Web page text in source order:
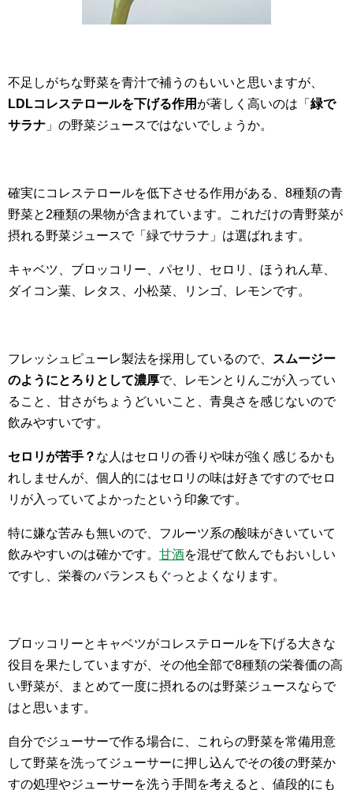
不足しがちな野菜を青汁で補うのもいいと思いますが、
LDLコレステロールを下げる作用 が著しく高いのは「 緑で
サラナ 」の野菜ジュースではないでしょうか。
確実にコレステロールを低下させる作用がある、8種類の青
野菜と2種類の果物が含まれています。これだけの青野菜が
摂れる野菜ジュースで「緑でサラナ」は選ばれます。
キャベツ、ブロッコリー、パセリ、セロリ、ほうれん草、
ダイコン葉、レタス、小松菜、リンゴ、レモンです。
フレッシュピューレ製法を採用しているので、
スムージー
のようにとろりとして濃厚で、レモンとりんごが入ってい
ること、甘さがちょうどいいこと、青臭さを感じないので
飲みやすいです。
セロリが苦手？ な人はセロリの香りや味が強く感じるかも
れしませんが、個人的にはセロリの味は好きですのでセロ
リが入っていてよかったという印象です。
特に嫌な苦みも無いので、フルーツ系の酸味がきいていて
飲みやすいのは確かです。 甘酒を混ぜて飲んでもおいしい
ですし、栄養のバランスもぐっとよくなります。
ブロッコリーとキャベツがコレステロールを下げる大きな
役目を果たしていますが、その他全部で8種類の栄養価の高
い野菜が、まとめて一度に摂れるのは野菜ジュースならで
はと思います。
自分でジューサーで作る場合に、これらの野菜を常備用意
して野菜を洗ってジューサーに押し込んでその後の野菜か
すの処理やジューサーを洗う手間を考えると、値段的にも